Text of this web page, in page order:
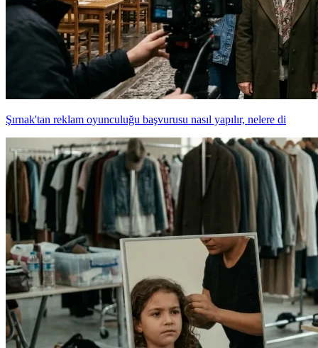
Şırnak'tan reklam oyunculuğu başvurusu nasıl yapılır, nelere di